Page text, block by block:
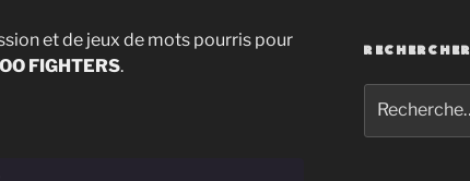
et de jeux de mots pourris pour
FIGHTERS.
pour
: